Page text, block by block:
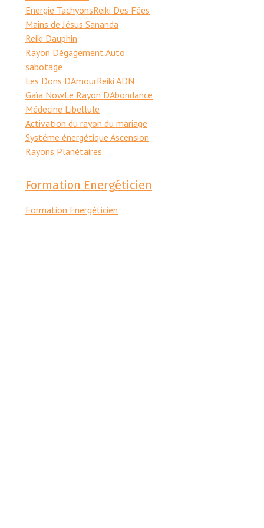
Energie TachyonsReiki Des Fées
Mains de Jésus Sananda
Reiki Dauphin
Rayon Dégagement Auto
sabotage
Les Dons D'AmourReiki ADN
Gaïa NowLe Rayon D'Abondance
Médecine Libellule
Activation du rayon du mariage
Systéme énergétique Ascension
Rayons Planétaires
Formation Energéticien
Formation Energéticien